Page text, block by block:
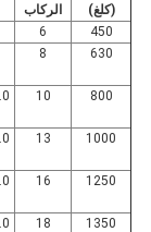
(كلغ)
الركاب
450
6
630
8
800
10
1000
13
1250
16
1350
18